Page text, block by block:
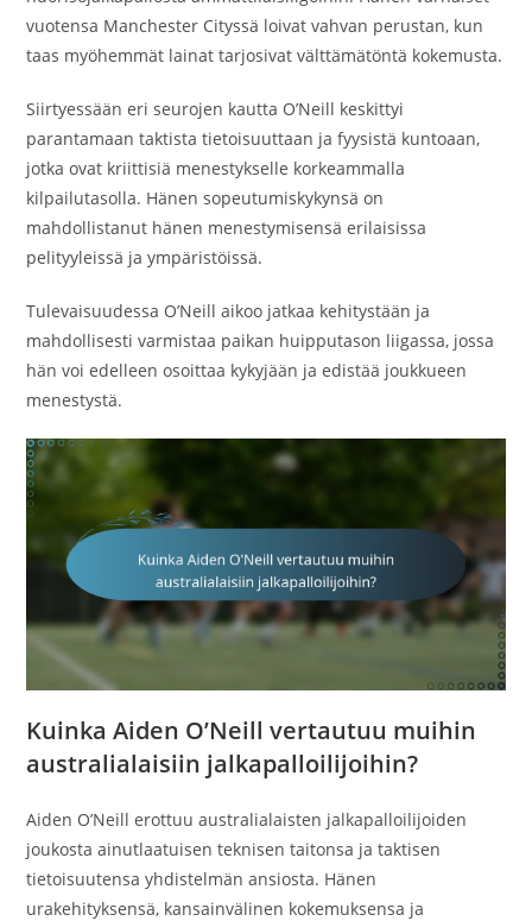
vuotensa Manchester Cityssä loivat vahvan perustan, kun
taas myöhemmät lainat tarjosivat välttämätöntä kokemusta.
Siirtyessään eri seurojen kautta O’Neill keskittyi
parantamaan taktista tietoisuuttaan ja fyysistä kuntoaan,
jotka ovat kriittisiä menestykselle korkeammalla
kilpailutasolla. Hänen sopeutumiskykynsä on
mahdollistanut hänen menestymisensä erilaisissa
pelityyleissä ja ympäristöissä.
Tulevaisuudessa O’Neill aikoo jatkaa kehitystään ja
mahdollisesti varmistaa paikan huipputason liigassa, jossa
hän voi edelleen osoittaa kykyjään ja edistää joukkueen
menestystä.
Kuinka Aiden O’Neill vertautuu muihin
australialaisiin jalkapalloilijoihin?
Aiden O’Neill erottuu australialaisten jalkapalloilijoiden
joukosta ainutlaatuisen teknisen taitonsa ja taktisen
tietoisuutensa yhdistelmän ansiosta. Hänen
urakehityksensä, kansainvälinen kokemuksensa ja